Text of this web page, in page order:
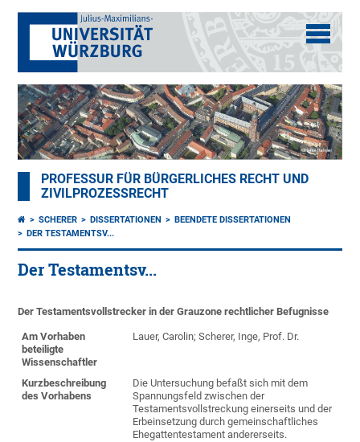
PROFESSUR FÜR BÜRGERLICHES RECHT UND
ZIVILPROZESSRECHT
SCHERER DISSERTATIONEN
BEENDETE DISSERTATIONEN
DER TESTAMENTSV...
Der Testamentsv...
Der Testamentsvollstrecker in der Grauzone rechtlicher Befugnisse
Am Vorhaben
beteiligte
Wissenschaftler
Lauer, Carolin; Scherer, Inge, Prof. Dr.
Kurzbeschreibung
des Vorhabens
Die Untersuchung befaßt sich mit dem
Spannungsfeld zwischen der
Testamentsvollstreckung einerseits und der
Erbeinsetzung durch gemeinschaftliches
Ehegattentestament andererseits.